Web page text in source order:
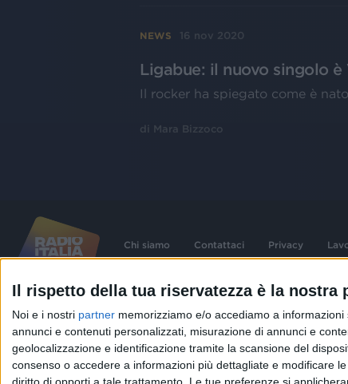
Il rispetto della tua riservatezza è la nostra
Noi e i nostri partner memorizziamo e/o accediamo a
annunci e contenuti personalizzati, misurazione di annunci e
geolocalizzazione e identificazione tramite la scansione del
consenso o accedere a informazioni più dettagliate e modificare
NEWS 16 nov 2020
Ligabue: il nuovo singolo
Il rocker ha spiegato come è nato
di Mara Bizzoco
Chi siamo Contattaci Privacy
contenute nel sito sono stati assolti gli obblighi derivanti dalla normativa dei
Capitale Sociale € 580.000,00 interamente versato. Iscr. Reg. Imprese
06832230152. Iscritta al R.E.A. di Milano al n° 1125258. Testata giornalistica
1987.